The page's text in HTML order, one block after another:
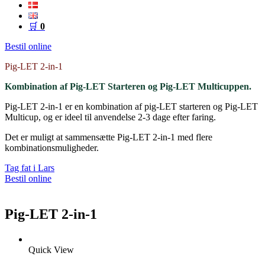
🛒 0
Bestil online
Pig-LET 2-in-1
Kombination af Pig-LET Starteren og Pig-LET Multicuppen.
Pig-LET 2-in-1 er en kombination af pig-LET starteren og Pig-LET
Multicup, og er ideel til anvendelse 2-3 dage efter faring.
Det er muligt at sammensætte Pig-LET 2-in-1 med flere
kombinationsmuligheder.
Tag fat i Lars
Bestil online
Pig-LET 2-in-1
Quick View